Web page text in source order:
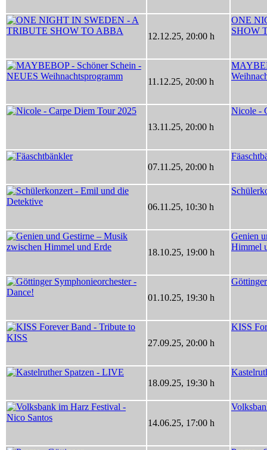
12.12.25, 20:00 h
ONE
SHOW
11.12.25, 20:00 h
13.11.25, 20:00 h
Nicole -
07.11.25, 20:00 h
06.11.25, 10:30 h
18.10.25, 19:00 h
Genien
Himmel
01.10.25, 19:30 h
27.09.25, 20:00 h
KISS
18.09.25, 19:30 h
14.06.25, 17:00 h